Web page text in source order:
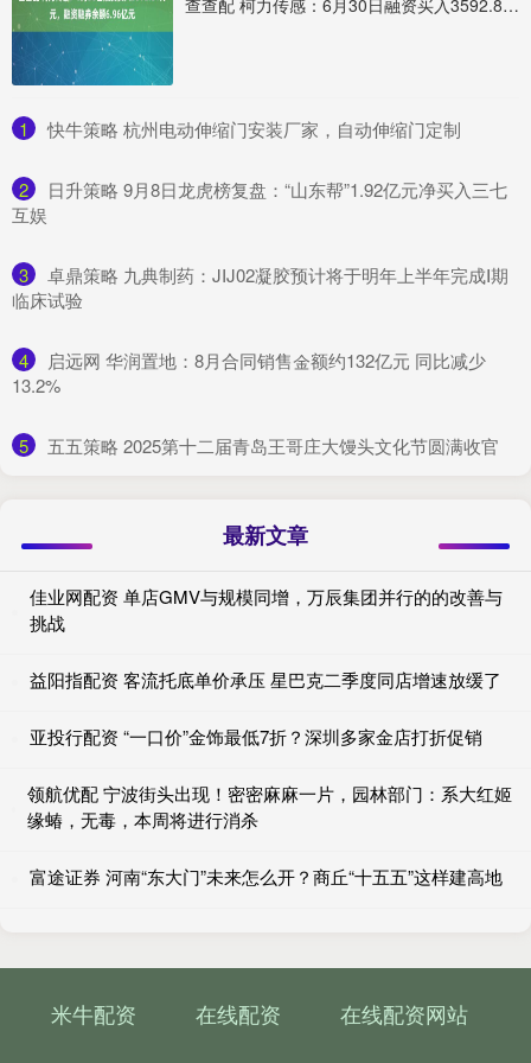
查查配 柯力传感：6月30日融资买入3592.81万元，融资融券余额6.96亿元
1 ​快牛策略 杭州电动伸缩门安装厂家，自动伸缩门定制
2
​日升策略 9月8日龙虎榜复盘：“山东帮”1.92亿元净买入三七
互娱
3
​卓鼎策略 九典制药：JIJ02凝胶预计将于明年上半年完成Ⅰ期
临床试验
4
​启远网 华润置地：8月合同销售金额约132亿元 同比减少
13.2%
5 ​五五策略 2025第十二届青岛王哥庄大馒头文化节圆满收官
最新文章
佳业网配资 单店GMV与规模同增，万辰集团并行的的改善与
挑战
益阳指配资 客流托底单价承压 星巴克二季度同店增速放缓了
亚投行配资 “一口价”金饰最低7折？深圳多家金店打折促销
领航优配 宁波街头出现！密密麻麻一片，园林部门：系大红姬
缘蝽，无毒，本周将进行消杀
富途证券 河南“东大门”未来怎么开？商丘“十五五”这样建高地
米牛配资 在线配资 在线配资网站